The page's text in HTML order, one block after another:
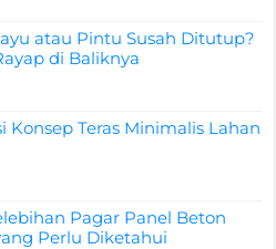
atau Pintu Susah Ditutup?
di Baliknya
Konsep Teras Minimalis Lahan
Pagar Panel Beton
Perlu Diketahui